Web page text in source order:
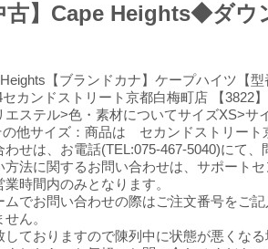
古】Cape Heights◆ダウ
Heights【ブランドカナ】ケープハイツ【
ンドストリート京都白梅町店 【3822
エステル>色・素材についてサイズXS>
他サイズ：商品は セカンドストリート
せは、お電話(TEL:075-467-5040)にて、
法に関するお問い合わせは、サポートセ
時間内のみとなります。
ムでお問い合わせの際はご注文番号をご
ん。
ておりますので陳列中に状態が悪くなる